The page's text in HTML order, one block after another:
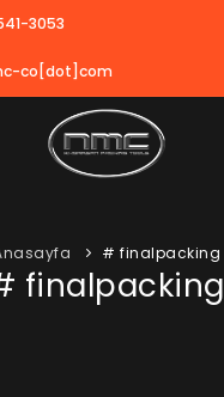
3053
co[dot]com
# finalpacking
finalpacking